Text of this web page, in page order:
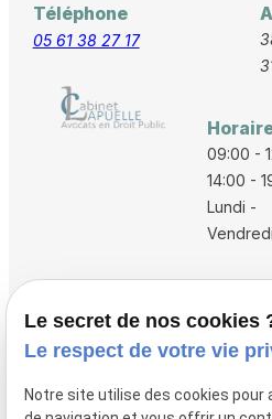
Téléphone
05 61 38 27 17
09:00 -
14:00 -
Lundi -
Vendredi
Vos avocats
Boutique
Le secret de nos cookies
Le respect de votre vie
Notre site utilise des cookies pour